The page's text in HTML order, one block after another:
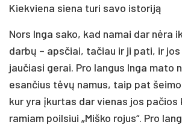
Kiekviena siena turi savo istoriją
Nors Inga sako, kad namai dar nėra
darbų – apsčiai, tačiau ir ji pati, ir
jaučiasi gerai. Pro langus Inga mato
esančius tėvų namus, taip pat
kur yra įkurtas dar vienas jos pačios
ramiam poilsiui „Miško rojus“. Pro